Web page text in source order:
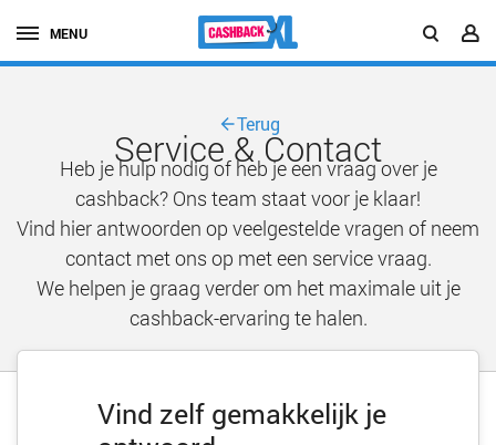
MENU
Terug
Service & Contact
Heb je hulp nodig of heb je een vraag over je
cashback? Ons team staat voor je klaar!
Vind hier antwoorden op veelgestelde vragen of neem
contact met ons op met een service vraag.
We helpen je graag verder om het maximale uit je
cashback-ervaring te halen.
Vind zelf gemakkelijk je